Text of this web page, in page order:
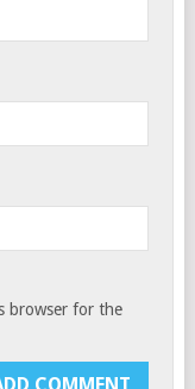
browser for the